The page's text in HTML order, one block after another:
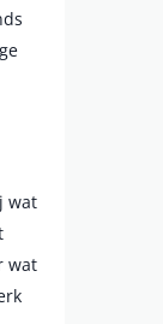
wat
wat